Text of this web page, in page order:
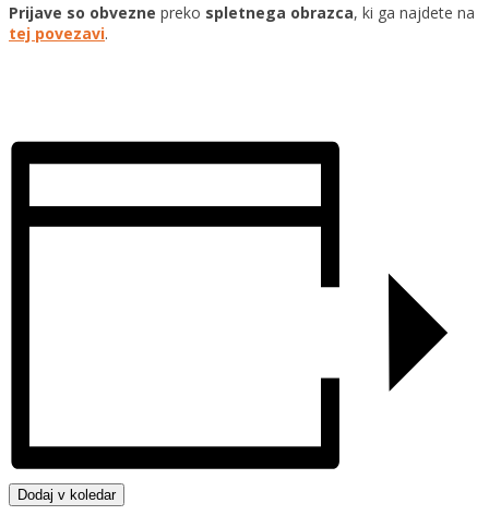
Prijave so obvezne preko spletnega obrazca, ki ga najdete na
tej povezavi.
Dodaj v koledar